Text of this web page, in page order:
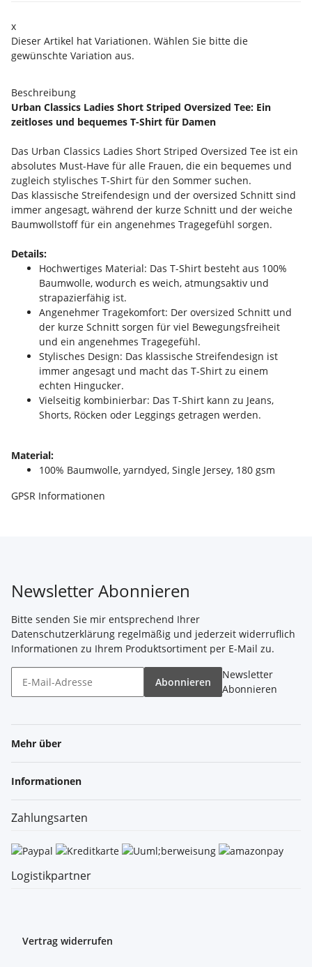
x
Dieser Artikel hat Variationen. Wählen Sie bitte die
gewünschte Variation aus.
Beschreibung
Urban Classics Ladies Short Striped Oversized Tee: Ein
zeitloses und bequemes T-Shirt für Damen
Das Urban Classics Ladies Short Striped Oversized Tee ist ein
absolutes Must-Have für alle Frauen, die ein bequemes und
zugleich stylisches T-Shirt für den Sommer suchen.
Das klassische Streifendesign und der oversized Schnitt sind
immer angesagt, während der kurze Schnitt und der weiche
Baumwollstoff für ein angenehmes Tragegefühl sorgen.
Details:
Hochwertiges Material: Das T-Shirt besteht aus 100%
Baumwolle, wodurch es weich, atmungsaktiv und
strapazierfähig ist.
Angenehmer Tragekomfort: Der oversized Schnitt und
der kurze Schnitt sorgen für viel Bewegungsfreiheit
und ein angenehmes Tragegefühl.
Stylisches Design: Das klassische Streifendesign ist
immer angesagt und macht das T-Shirt zu einem
echten Hingucker.
Vielseitig kombinierbar: Das T-Shirt kann zu Jeans,
Shorts, Röcken oder Leggings getragen werden.
Material:
100% Baumwolle, yarndyed, Single Jersey, 180 gsm
GPSR Informationen
Newsletter Abonnieren
Bitte senden Sie mir entsprechend Ihrer
Datenschutzerklärung regelmäßig und jederzeit widerruflich
Informationen zu Ihrem Produktsortiment per E-Mail zu.
Abonnieren
Newsletter
Abonnieren
Mehr über
Informationen
Zahlungsarten
Logistikpartner
Vertrag widerrufen